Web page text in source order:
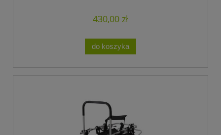
430,00 zł
do koszyka